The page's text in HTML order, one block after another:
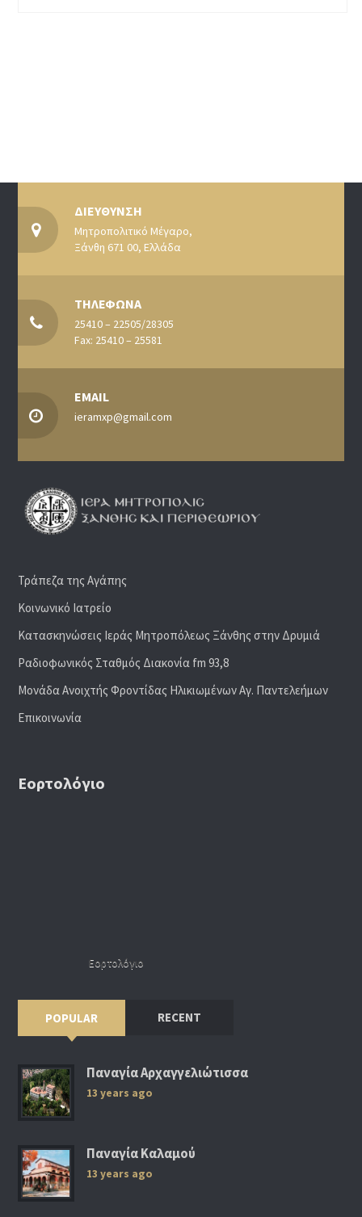
ΔΙΕΥΘΥΝΣΗ
Μητροπολιτικό Μέγαρο,
Ξάνθη 671 00, Ελλάδα
ΤΗΛΕΦΩΝΑ
25410 – 22505/28305
Fax: 25410 – 25581
EMAIL
ieramxp@gmail.com
Τράπεζα της Αγάπης
Κοινωνικό Ιατρείο
Κατασκηνώσεις Ιεράς Μητροπόλεως Ξάνθης στην Δρυμιά
Ραδιoφωνικός Σταθμός Διακονία fm 93,8
Μονάδα Ανοιχτής Φροντίδας Ηλικιωμένων Αγ. Παντελεήμων
Επικοινωνία
Εορτολόγιο
Εορτολόγιο
POPULAR RECENT
Παναγία Αρχαγγελιώτισσα
13 years ago
Παναγία Καλαμού
13 years ago